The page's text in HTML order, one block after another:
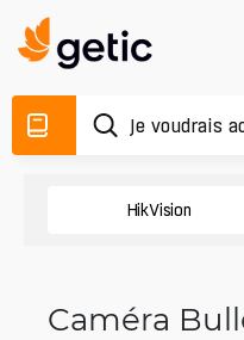
HikVision
Caméra